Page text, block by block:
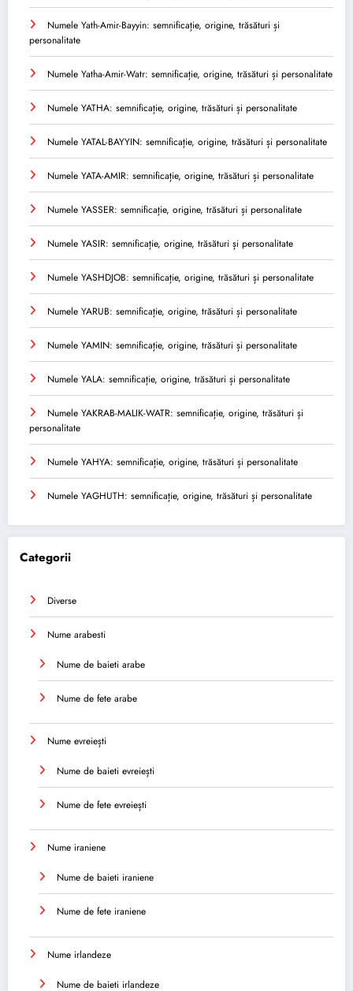
Numele Yath-Amir-Bayyin: semnificație, origine, trăsături și
personalitate
Numele Yatha-Amir-Watr: semnificație, origine, trăsături și personalitate
Numele YATHA: semnificație, origine, trăsături și personalitate
Numele YATAL-BAYYIN: semnificație, origine, trăsături și personalitate
Numele YATA-AMIR: semnificație, origine, trăsături și personalitate
Numele YASSER: semnificație, origine, trăsături și personalitate
Numele YASIR: semnificație, origine, trăsături și personalitate
Numele YASHDJOB: semnificație, origine, trăsături și personalitate
Numele YARUB: semnificație, origine, trăsături și personalitate
Numele YAMIN: semnificație, origine, trăsături și personalitate
Numele YALA: semnificație, origine, trăsături și personalitate
Numele YAKRAB-MALIK-WATR: semnificație, origine, trăsături și
personalitate
Numele YAHYA: semnificație, origine, trăsături și personalitate
Numele YAGHUTH: semnificație, origine, trăsături și personalitate
Categorii
Diverse
Nume arabesti
Nume de baieti arabe
Nume de fete arabe
Nume evreiești
Nume de baieti evreiești
Nume de fete evreiești
Nume iraniene
Nume de baieti iraniene
Nume de fete iraniene
Nume irlandeze
Nume de baieti irlandeze